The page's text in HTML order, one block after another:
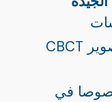
الأشعة السينية، وعند الحاجة، تصوير CBCT
في